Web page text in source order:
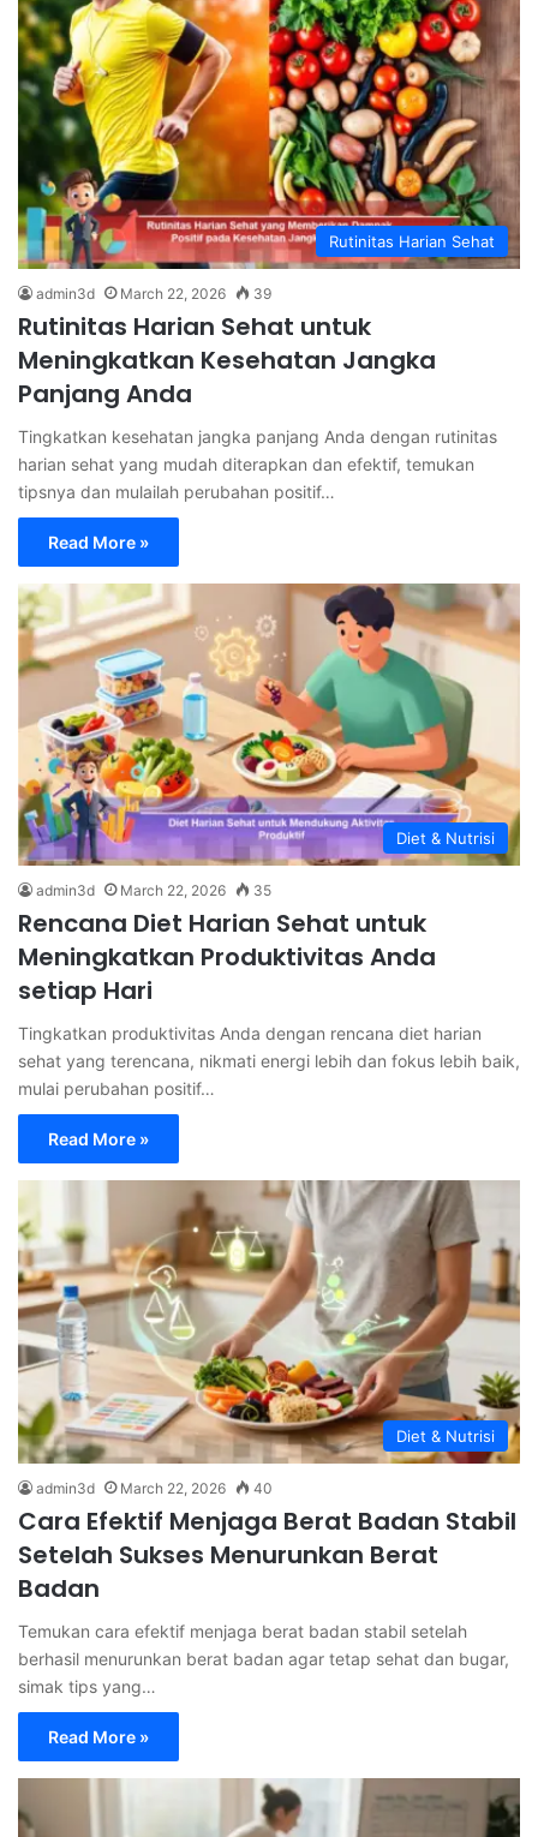
Rutinitas Harian Sehat
admin3d March 22, 2026 39
Rutinitas Harian Sehat untuk
Meningkatkan Kesehatan Jangka
Panjang Anda
Tingkatkan kesehatan jangka panjang Anda dengan rutinitas
harian sehat yang mudah diterapkan dan efektif, temukan
tipsnya dan mulailah perubahan positif…
Read More »
Diet & Nutrisi
admin3d March 22, 2026 35
Rencana Diet Harian Sehat untuk
Meningkatkan Produktivitas Anda
setiap Hari
Tingkatkan produktivitas Anda dengan rencana diet harian
sehat yang terencana, nikmati energi lebih dan fokus lebih baik,
mulai perubahan positif…
Read More »
Diet & Nutrisi
admin3d March 22, 2026 40
Cara Efektif Menjaga Berat Badan Stabil
Setelah Sukses Menurunkan Berat
Badan
Temukan cara efektif menjaga berat badan stabil setelah
berhasil menurunkan berat badan agar tetap sehat dan bugar,
simak tips yang…
Read More »